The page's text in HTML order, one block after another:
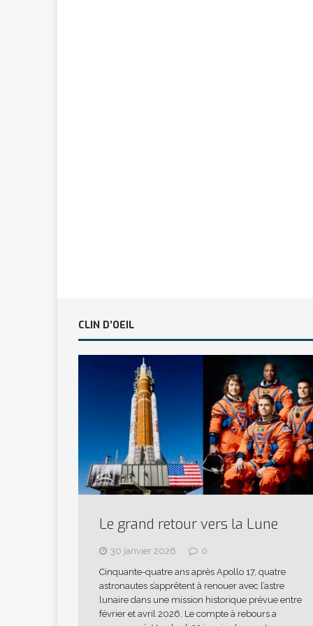
CLIN D’OEIL
Le grand retour vers la Lune
30 janvier 2026
0
Cinquante-quatre ans après Apollo 17, quatre
astronautes s’apprêtent à renouer avec l’astre
lunaire dans une mission historique prévue entre
février et avril 2026. Le compte à rebours a